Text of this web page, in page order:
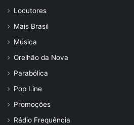
Locutores
Mais Brasil
Música
Orelhão da Nova
Parabólica
Pop Line
Promoções
Rádio Frequência